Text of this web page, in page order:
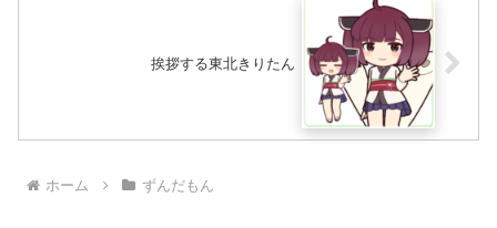
挨拶する東北きりたん
ホーム ずんだもん